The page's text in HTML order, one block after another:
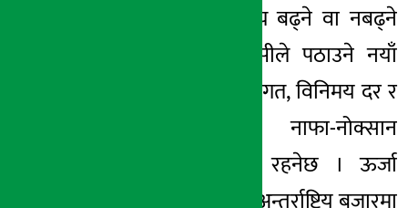
यद्यपि नेपालमा मूल्य बढ्ने वा नबढ्ने
विषय भने आईओसीले पठाउने नयाँ
मूल्यसूची, ढुवानी लागत, विनिमय दर र
निगमको समग्रनाफा-नोक्सान
अवस्थामाथि निर्भर रहनेछ । ऊर्जा